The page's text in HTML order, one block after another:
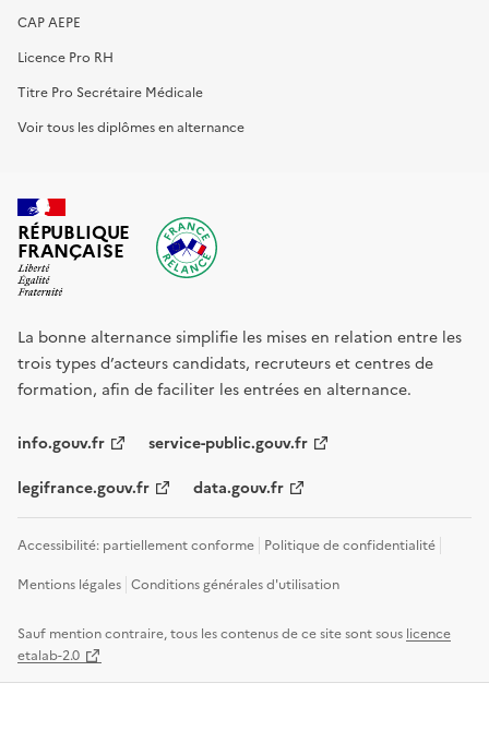
CAP AEPE
Licence Pro RH
Titre Pro Secrétaire Médicale
Voir tous les diplômes en alternance
RÉPUBLIQUE
FRANÇAISE
La bonne alternance simplifie les mises en relation entre les
trois types d’acteurs candidats, recruteurs et centres de
formation, afin de faciliter les entrées en alternance.
info.gouv.fr service-public.gouv.fr
legifrance.gouv.fr data.gouv.fr
Accessibilité: partiellement conforme Politique de confidentialité
Mentions légales Conditions générales d'utilisation
Sauf mention contraire, tous les contenus de ce site sont sous licence
etalab-2.0